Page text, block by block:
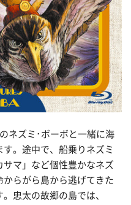
ネズミ･ボーボと一緒に海
。途中で、船乗りネズミ
マ」など個性豊かなネズ
らがら島から逃げてきた
忠太の故郷の島では、